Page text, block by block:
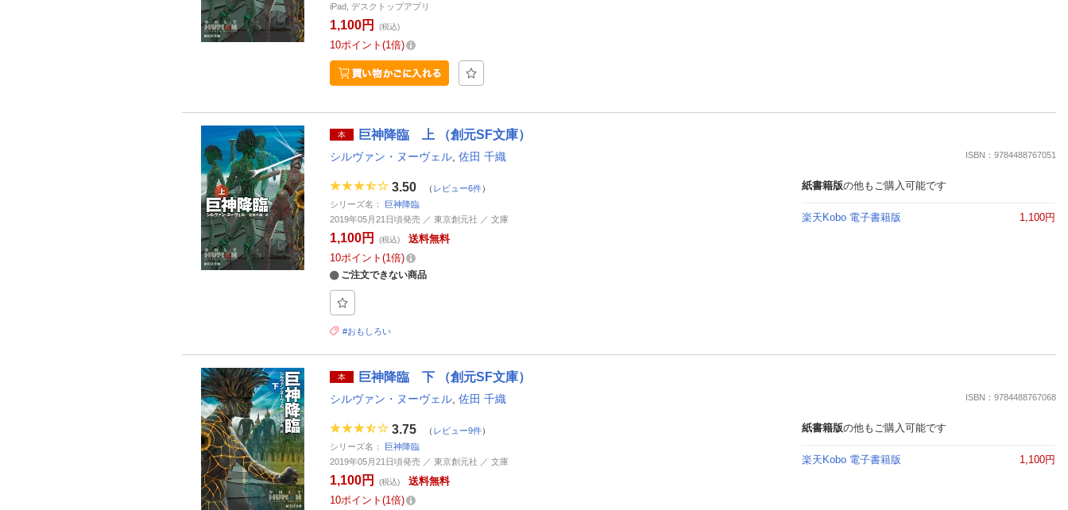
iPad, デスクトップアプリ
1,100円 (税込)
10ポイント 1倍
本 巨神降臨 上 （創元SF文庫）
シルヴァン・ヌーヴェル 佐田 千織 ISBN：9784488767051
3.50 （ レビュー6件）
シリーズ名： 巨神降臨
2019年05月21日頃発売 ／ 東京創元社 ／ 文庫
1,100円 (税込)
送料無料
10ポイント 1倍
ご注文できない商品
#おもしろい
紙書籍版の他もご購入可能です
楽天Kobo 電子書籍版 1,100円
本 巨神降臨 下 （創元SF文庫）
シルヴァン・ヌーヴェル 佐田 千織 ISBN：9784488767068
3.75 （ レビュー9件）
シリーズ名： 巨神降臨
2019年05月21日頃発売 ／ 東京創元社 ／ 文庫
1,100円 (税込)
送料無料
10ポイント 1倍
紙書籍版の他もご購入可能です
楽天Kobo 電子書籍版 1,100円